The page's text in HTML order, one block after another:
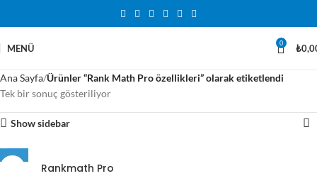
MENÜ 0 ₺
Ana Sayfa Ürünler “Rank Math Pro özellikleri” olarak etiketlendi
Tek bir sonuç gösteriliyor
Show sidebar
Rankmath Pro